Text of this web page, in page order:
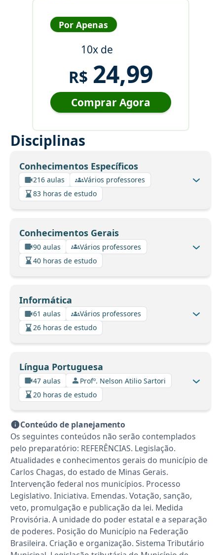
Por Apenas
10x de
R$ 24,99
Comprar Agora
Disciplinas
Conhecimentos Específicos
216 aulas
Vários professores
83 horas de estudo
Conhecimentos Gerais
90 aulas
Vários professores
40 horas de estudo
Informática
61 aulas
Vários professores
26 horas de estudo
Língua Portuguesa
47 aulas
Profº. Nelson Atilio Sartori
20 horas de estudo
Conteúdo de planejamento
Os seguintes conteúdos não serão contemplados
pelo preparatório: REFERÊNCIAS. Legislação.
Atualidades e conhecimentos gerais do município de
Carlos Chagas, do estado de Minas Gerais.
Intervenção federal nos municípios. Processo
Legislativo. Iniciativa. Emendas. Votação, sanção,
veto, promulgação e publicação da lei. Medida
Provisória. A unidade do poder estatal e a separação
de poderes. Posição do Município na Federação
Brasileira. Criação e organização. Sistema Tributário